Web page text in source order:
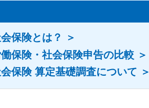
会保険とは？ ＞
働保険・社会保険申告の比較 ＞
会保険 算定基礎調査について ＞